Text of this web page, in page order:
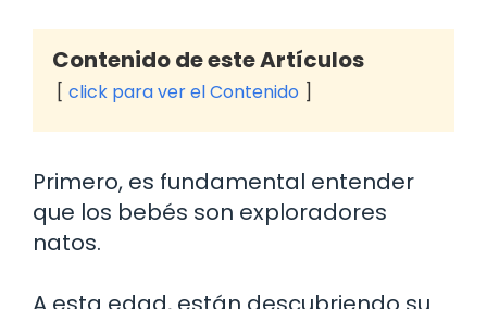
Contenido de este Artículos
click para ver el Contenido
Primero, es fundamental entender
que los bebés son exploradores
natos.